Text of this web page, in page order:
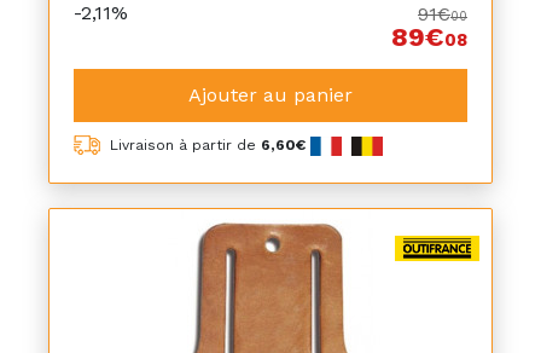
-2,11% 91€00
89€08
Ajouter au panier
Livraison à partir de 6,60€